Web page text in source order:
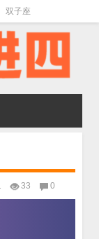
双子座
33 0